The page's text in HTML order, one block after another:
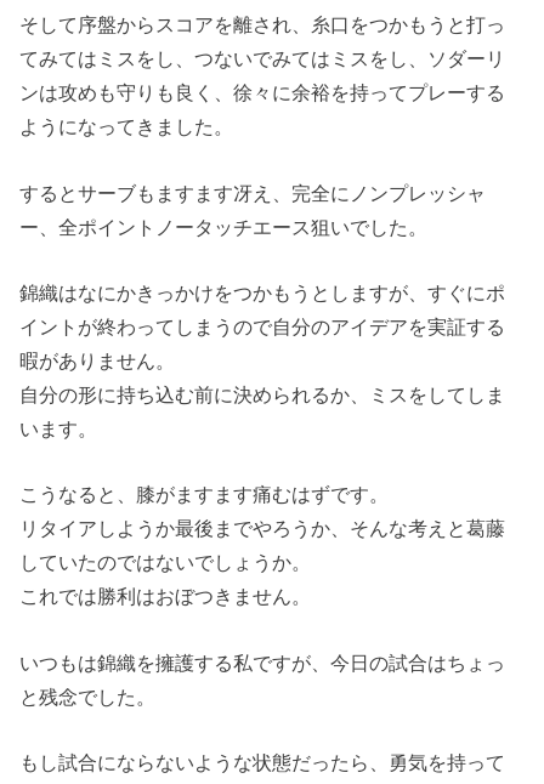
そして序盤からスコアを離され、糸口をつかもうと打っ
てみてはミスをし、つないでみてはミスをし、ソダーリ
ンは攻めも守りも良く、徐々に余裕を持ってプレーする
ようになってきました。
するとサーブもますます冴え、完全にノンプレッシャ
ー、全ポイントノータッチエース狙いでした。
錦織はなにかきっかけをつかもうとしますが、すぐにポ
イントが終わってしまうので自分のアイデアを実証する
暇がありません。
自分の形に持ち込む前に決められるか、ミスをしてしま
います。
こうなると、膝がますます痛むはずです。
リタイアしようか最後までやろうか、そんな考えと葛藤
していたのではないでしょうか。
これでは勝利はおぼつきません。
いつもは錦織を擁護する私ですが、今日の試合はちょっ
と残念でした。
もし試合にならないような状態だったら、勇気を持って